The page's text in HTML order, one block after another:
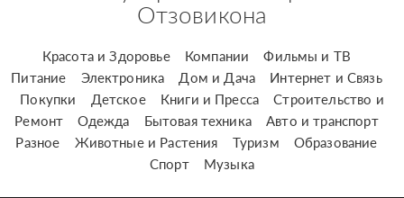
Отзовикона
Красота и Здоровье Компании
Фильмы и ТВ
Питание
Электроника Дом и Дача
Интернет и Связь
Покупки
Детское Книги и Пресса
Строительство и
Ремонт
Одежда Бытовая техника
Авто и транспорт
Разное
Животные и Растения Туризм
Образование
Спорт
Музыка